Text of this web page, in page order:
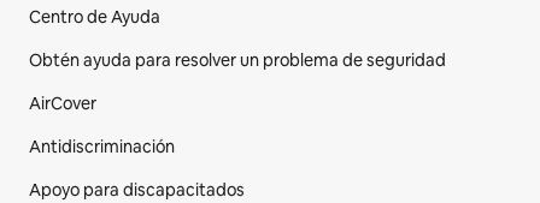
Centro de Ayuda
Obtén ayuda para resolver un problema de seguridad
AirCover
Antidiscriminación
Apoyo para discapacitados